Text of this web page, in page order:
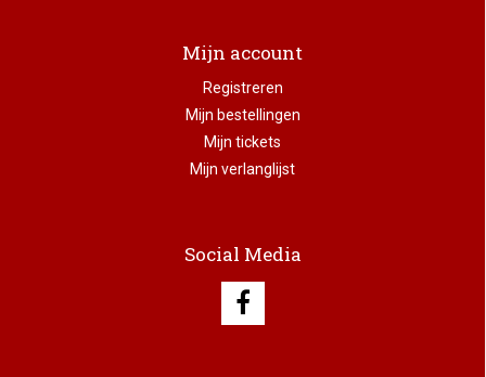
Mijn account
Registreren
Mijn bestellingen
Mijn tickets
Mijn verlanglijst
Social Media